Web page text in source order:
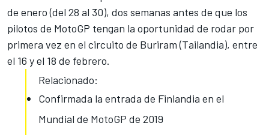
de enero (del 28 al 30), dos semanas antes de que los
pilotos de MotoGP tengan la oportunidad de rodar por
primera vez en el circuito de Buriram (Tailandia), entre
el 16 y el 18 de febrero.
Relacionado:
Confirmada la entrada de Finlandia en el
Mundial de MotoGP de 2019